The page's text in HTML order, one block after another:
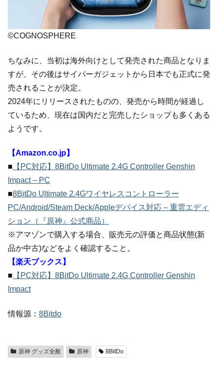
©COGNOSPHERE
ちなみに、当初は海外向けとして発売された商品となりま
すが、その後はサイバーガジェットから日本でも正式に発
売されることが決定。
2024年にリリースされたものの、発売から時間が経過し
ているため、現在は国内だと完売したショップも多くある
ようです。
【Amazon.co.jp】
■ 【PC対応】8BitDo Ultimate 2.4G Controller Genshin
Impact – PC
■8BitDo Ultimate 2.4Gワイヤレスコントローラー
PC/Android/Steam Deck/Appleデバイス対応 – 重雲エディ
ション（『原神』公式商品）
※アマゾンで購入する場合、販売元の評価と商品状態(新
品か中古)などをよく確認すること。
【楽天ブックス】
■ 【PC対応】8BitDo Ultimate 2.4G Controller Genshin
Impact
情報源： 8Bitdo
原神 グッズ全般 原神 8BitDo